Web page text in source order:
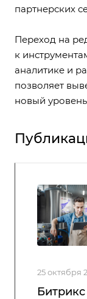
партнерских
Переход на
к
аналитике и
позволяет
новый
25 октября